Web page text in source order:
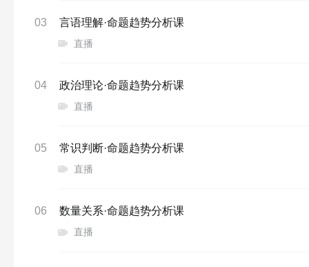
03 言语理解·命题趋势分析课
直播
04 政治理论·命题趋势分析课
直播
05 常识判断·命题趋势分析课
直播
06 数量关系·命题趋势分析课
直播